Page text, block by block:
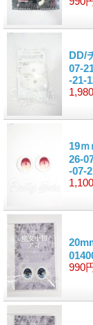
DD/
07-
-21-
19
26-
-07-
990